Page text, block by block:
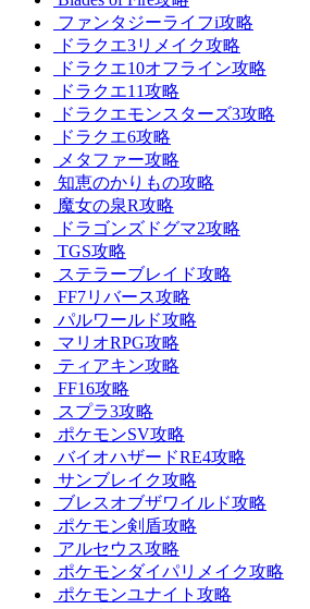
ファンタジーライフi攻略
ドラクエ3リメイク攻略
ドラクエ10オフライン攻略
ドラクエ11攻略
ドラクエモンスターズ3攻略
ドラクエ6攻略
メタファー攻略
知恵のかりもの攻略
魔女の泉R攻略
ドラゴンズドグマ2攻略
TGS攻略
ステラーブレイド攻略
FF7リバース攻略
パルワールド攻略
マリオRPG攻略
ティアキン攻略
FF16攻略
スプラ3攻略
ポケモンSV攻略
バイオハザードRE4攻略
サンブレイク攻略
ブレスオブザワイルド攻略
ポケモン剣盾攻略
アルセウス攻略
ポケモンダイパリメイク攻略
ポケモンユナイト攻略